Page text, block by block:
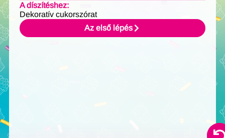
A díszítéshez:
Dekoratív cukorszórat
Az első lépés
AI-